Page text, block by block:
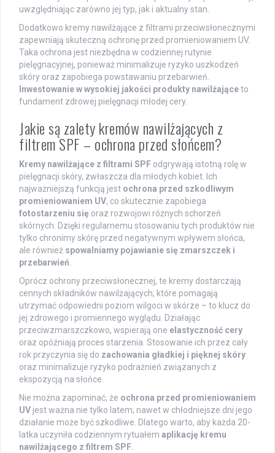
uwzględniając zarówno jej typ, jak i aktualny stan.
Dodatkowo kremy nawilżające z filtrami przeciwsłonecznymi
zapewniają skuteczną ochronę przed promieniowaniem UV.
Taka ochrona jest niezbędna w codziennej rutynie
pielęgnacyjnej, ponieważ minimalizuje ryzyko uszkodzeń
skóry oraz zapobiega powstawaniu przebarwień.
Inwestowanie w wysokiej jakości produkty nawilżająceto
fundament zdrowej pielęgnacji młodej cery.
Jakie są zalety kremów nawilżających z
filtrem SPF – ochrona przed słońcem?
Kremy nawilżające z filtrami SPF odgrywają istotną rolę w
pielęgnacji skóry, zwłaszcza dla młodych kobiet. Ich
najważniejszą funkcją jest ochrona przed szkodliwym
promieniowaniem UV, co skutecznie zapobiega
fotostarzeniu się oraz rozwojowi różnych schorzeń
skórnych. Dzięki regularnemu stosowaniu tych produktów nie
tylko chronimy skórę przed negatywnym wpływem słońca,
ale również spowalniamy pojawianie się zmarszczek i
przebarwień.
Oprócz ochrony przeciwsłonecznej, te kremy dostarczają
cennych składników nawilżających, które pomagają
utrzymać odpowiedni poziom wilgoci w skórze – to klucz do
jej zdrowego i promiennego wyglądu. Działając
przeciwzmarszczkowo, wspierają one elastyczność cery
oraz opóźniają proces starzenia. Stosowanie ich przez cały
rok przyczynia się do zachowania gładkiej i pięknej skóry
oraz minimalizuje ryzyko podrażnień związanych z
ekspozycją na słońce.
Nie można zapominać, że ochrona przed promieniowaniem
UV jest ważna nie tylko latem; nawet w chłodniejsze dni jego
działanie może być szkodliwe. Dlatego warto, aby każda 20-
latka uczyniła codziennym rytuałem aplikację kremu
nawilżającego z filtrem SPF.